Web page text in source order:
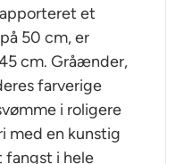
et
50 cm, er
cm. Gråænder,
farverige
i roligere
med en kunstig
fangst i hele